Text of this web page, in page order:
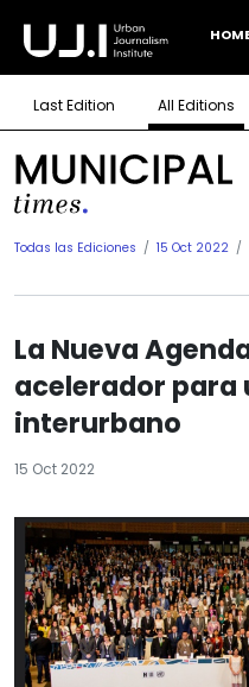
Last Edition All Editions
Todas las Ediciones 15 Oct 2022
La Nueva
acelerador para
interurbano
15 Oct 2022